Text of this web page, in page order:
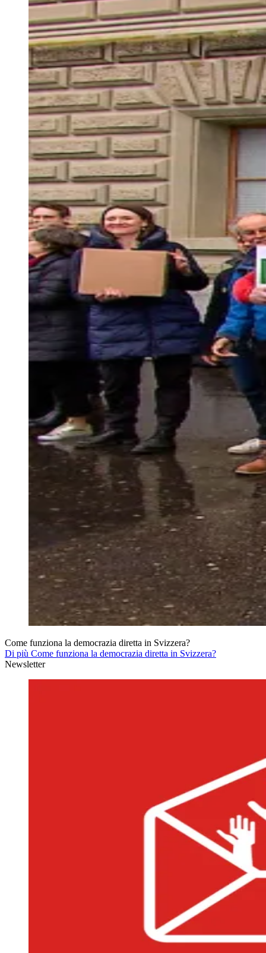
Come funziona la democrazia diretta in Svizzera?
Di più Come funziona la democrazia diretta in Svizzera?
Newsletter